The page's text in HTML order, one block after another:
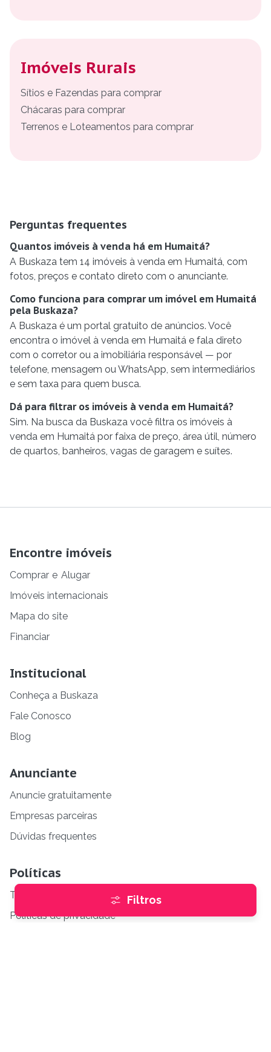
Filtros
Imóveis Rurais
Sítios e Fazendas para comprar
Chácaras para comprar
Terrenos e Loteamentos para comprar
Perguntas frequentes
Quantos imóveis à venda há em Humaitá?
A Buskaza tem 14 imóveis à venda em Humaitá, com
fotos, preços e contato direto com o anunciante.
Como funciona para comprar um imóvel em Humaitá
pela Buskaza?
A Buskaza é um portal gratuito de anúncios. Você
encontra o imóvel à venda em Humaitá e fala direto
com o corretor ou a imobiliária responsável — por
telefone, mensagem ou WhatsApp, sem intermediários
e sem taxa para quem busca.
Dá para filtrar os imóveis à venda em Humaitá?
Sim. Na busca da Buskaza você filtra os imóveis à
venda em Humaitá por faixa de preço, área útil, número
de quartos, banheiros, vagas de garagem e suítes.
Encontre imóveis
Comprar e Alugar
Imóveis internacionais
Mapa do site
Financiar
Institucional
Conheça a Buskaza
Fale Conosco
Blog
Anunciante
Anuncie gratuitamente
Empresas parceiras
Dúvidas frequentes
Políticas
Termos para os anunciantes
Políticas de privacidade